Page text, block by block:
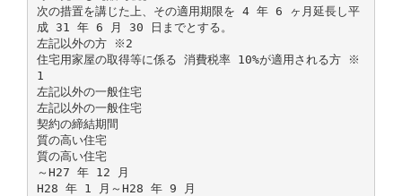
次の措置を講じた上、その適用期限を 4 年 6 ヶ月延長し平
成 31 年 6 月 30 日までとする。
左記以外の方 ※2
住宅用家屋の取得等に係る 消費税率 10%が適用される方 ※
1
左記以外の一般住宅
左記以外の一般住宅
契約の締結期間
質の高い住宅
質の高い住宅
～H27 年 12 月
H28 年 1 月～H28 年 9 月